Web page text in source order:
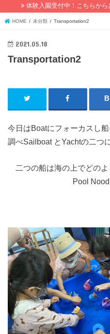
体験入園受付中！こちらから
HOME 未分類 Transportation2
2021.05.18
Transportation2
今日はBoatにフォーカスし
調べSailboat とYachtの二つ
二つの船は海の上でどの
Pool